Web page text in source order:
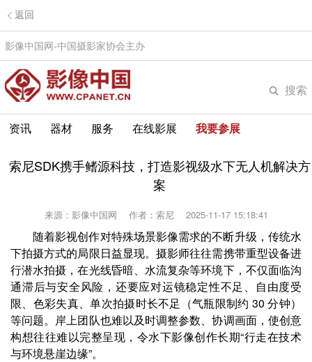
返回
影像中国网-中国摄影家协会主办
搜索
资讯 器材 服务 在线影展 我要参展
索尼SDK携手鳍源科技，打造影视级水下无人机解决方
案
来源：影像中国网 作者：索尼 2025-11-17 15:18:41
随着影视创作对特殊场景影像需求的不断升级，传统水
下拍摄方式的局限日益显现。摄影师往往需携带重型设备进
行潜水拍摄，在光线昏暗、水流复杂等环境下，不仅面临沟
通滞后与安全风险，还要应对运镜稳定性不足、自由度受
限、色彩失真、单次拍摄时长不足（气瓶限制约 30 分钟）
等问题。岸上团队也难以及时调整参数、协调画面，使创意
构想往往难以完整呈现，令水下影像创作长期“行走在技术
与环境悬崖边缘”。